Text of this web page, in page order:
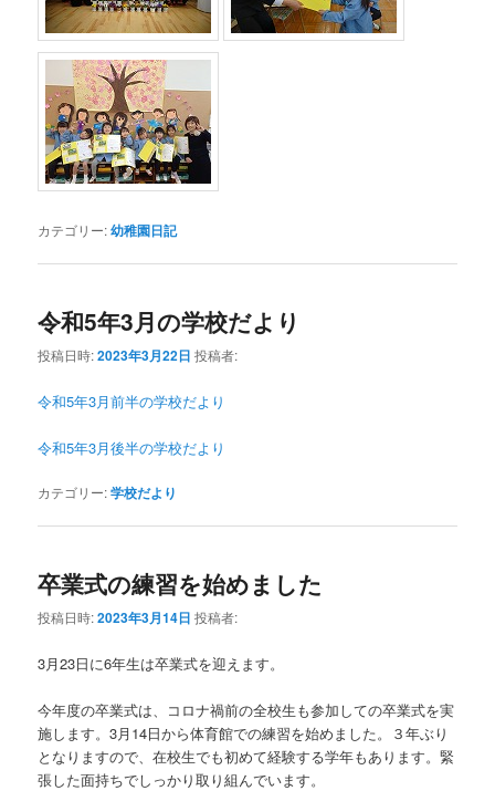
カテゴリー:幼稚園日記
令和5年3月の学校だより
投稿日時:2023年3月22日 投稿者:
令和5年3月前半の学校だより
令和5年3月後半の学校だより
カテゴリー:学校だより
卒業式の練習を始めました
投稿日時:2023年3月14日 投稿者:
3月23日に6年生は卒業式を迎えます。
今年度の卒業式は、コロナ禍前の全校生も参加しての卒業式を実
施します。3月14日から体育館での練習を始めました。３年ぶり
となりますので、在校生でも初めて経験する学年もあります。緊
張した面持ちでしっかり取り組んでいます。